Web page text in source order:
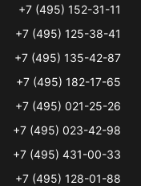
+7 (495) 152-31-11
+7 (495) 125-38-41
+7 (495) 135-42-87
+7 (495) 182-17-65
+7 (495) 021-25-26
+7 (495) 023-42-98
+7 (495) 431-00-33
+7 (495) 128-01-88